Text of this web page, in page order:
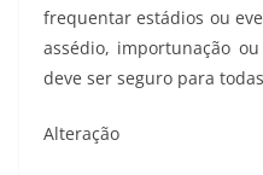
frequentar estádios ou
assédio, importunação
deve ser seguro para
Alteração